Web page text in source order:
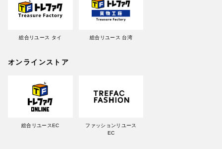
総合リユース タイ 総合リユース 台湾
オンラインストア
総合リユースEC
ファッションリユース
EC